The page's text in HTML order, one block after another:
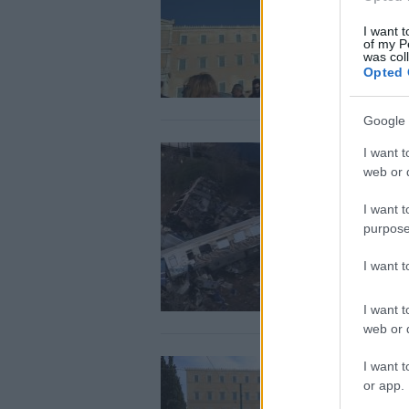
I want
of my
was
Opted
Google
I want
web or
I want
I want
I want
web or
I want
or app.